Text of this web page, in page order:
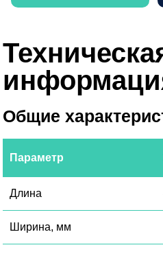
Общие
Параметр
Длина
Ширина, мм